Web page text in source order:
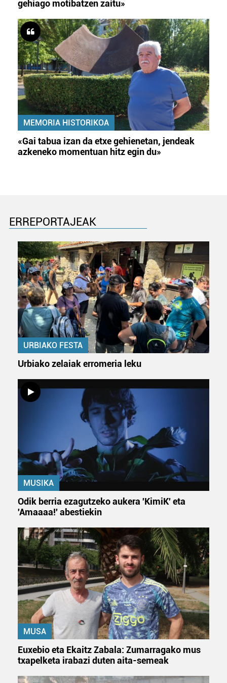
gehiago motibatzen zaitu»
MEMORIA HISTORIKOA
«Gai tabua izan da etxe gehienetan, jendeak
azkeneko momentuan hitz egin du»
ERREPORTAJEAK
URBIAKO FESTA
Urbiako zelaiak erromeria leku
MUSIKA
Odik berria ezagutzeko aukera 'KimiK' eta
'Amaaaa!' abestiekin
MUSA
Euxebio eta Ekaitz Zabala: Zumarragako mus
txapelketa irabazi duten aita-semeak